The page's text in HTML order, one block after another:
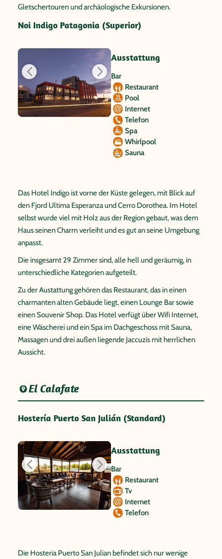
Gletschertouren und archäologische Exkursionen.
Noi Indigo Patagonia (Superior)
Ausstattung
Bar
Restaurant
Pool
Internet
Telefon
Spa
Whirlpool
Sauna
Das Hotel Indigo ist vorne der Küste gelegen, mit Blick auf
den Fjord Ultima Esperanza und Cerro Dorothea. Im Hotel
selbst wurde viel mit Holz aus der Region gebaut, was dem
Haus seinen Charm verleiht und es gut an seine Umgebung
anpasst.
Die insgesamt 29 Zimmer sind, alle hell und geräumig, in
unterschiedliche Kategorien aufgeteilt.
Zu der Austattung gehören das Restaurant, das in einen
charmanten alten Gebäude liegt, einen Lounge Bar sowie
einen Souvenir Shop. Das Hotel verfügt über Wifi Internet,
eine Wäscherei und ein Spa im Dachgeschoss mit Sauna,
Massagen und drei außen liegende Jaccuzis mit herrlichen
Aussicht.
El Calafate
Hostería Puerto San Julián (Standard)
Ausstattung
Bar
Restaurant
Tv
Internet
Telefon
Die Hosteria Puerto San Julian befindet sich nur wenige